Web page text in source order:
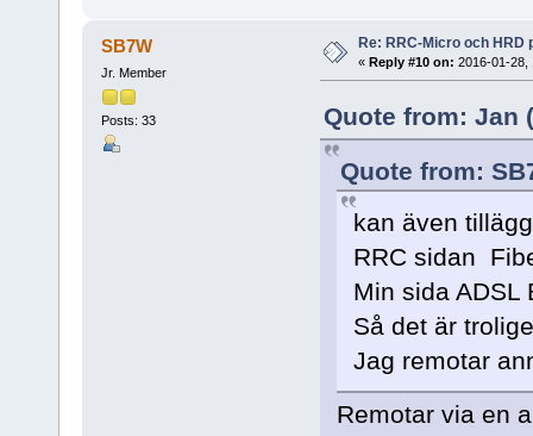
SB7W
Jr. Member
Posts: 33
Re: RRC-Micro och HRD
« Reply #10 on: 2016-01-28,
Quote from: Jan
Quote from:
kan även
RRC sidan
Min sida ADSL
Så det är
Jag remotar
Remotar via en